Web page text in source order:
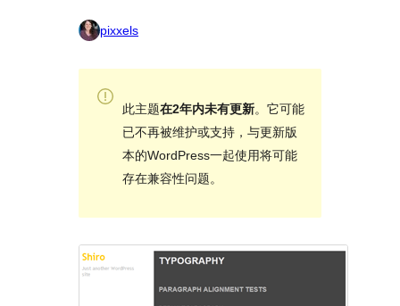
pixxels
此主题在2年内未有更新。它可能
已不再被维护或支持，与更新版
本的WordPress一起使用将可能
存在兼容性问题。